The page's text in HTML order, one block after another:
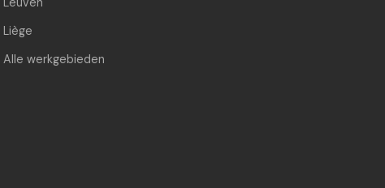
Liège
Alle werkgebieden